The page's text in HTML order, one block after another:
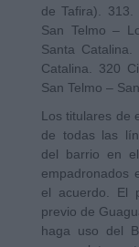
de Tafira).
San Telmo –
Santa
Catalina. 320
San Telmo –
Los titulares de
de todas las
del barrio en
empadronados
el acuerdo. El
previo de
haga uso del